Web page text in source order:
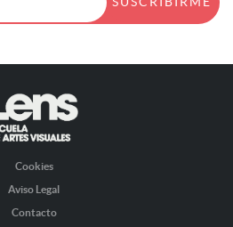
Cookies
Aviso Legal
Contacto